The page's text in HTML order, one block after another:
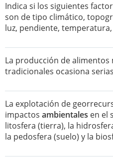
Indica si los siguientes
son de tipo climático,
luz, pendiente,
La producción de
tradicionales ocasiona
La explotación de
impactos ambientales en el
litosfera (tierra), la
la pedosfera (suelo) y la